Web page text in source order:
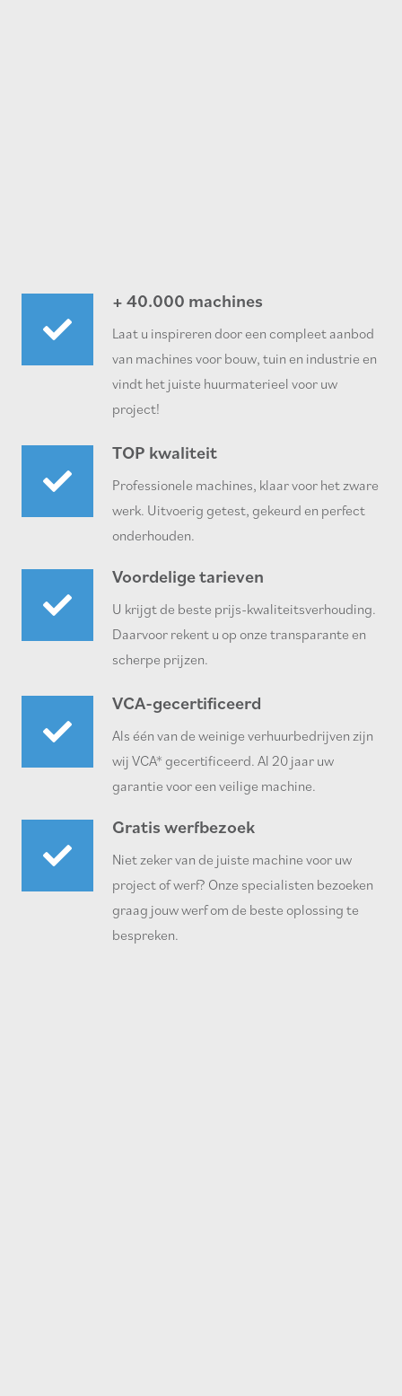
+ 40.000 machines
Laat u inspireren door een compleet aanbod
van machines voor bouw, tuin en industrie en
vindt het juiste huurmaterieel voor uw
project!
TOP kwaliteit
Professionele machines, klaar voor het zware
werk. Uitvoerig getest, gekeurd en perfect
onderhouden.
Voordelige tarieven
U krijgt de beste prijs-kwaliteitsverhouding.
Daarvoor rekent u op onze transparante en
scherpe prijzen.
VCA-gecertificeerd
Als één van de weinige verhuurbedrijven zijn
wij VCA* gecertificeerd. Al 20 jaar uw
garantie voor een veilige machine.
Gratis werfbezoek
Niet zeker van de juiste machine voor uw
project of werf? Onze specialisten bezoeken
graag jouw werf om de beste oplossing te
bespreken.